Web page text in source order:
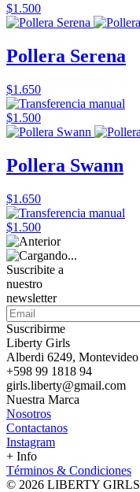
$1.500
Pollera Serena
$1.650
$1.500
Pollera Swann
$1.650
$1.500
Suscribite a
nuestro
newsletter
Suscribirme
Liberty Girls
Alberdi 6249, Montevideo
+598 99 1818 94
girls.liberty@gmail.com
Nuestra Marca
Nosotros
Contactanos
Instagram
+ Info
Términos & Condiciones
© 2026 LIBERTY GIRLS